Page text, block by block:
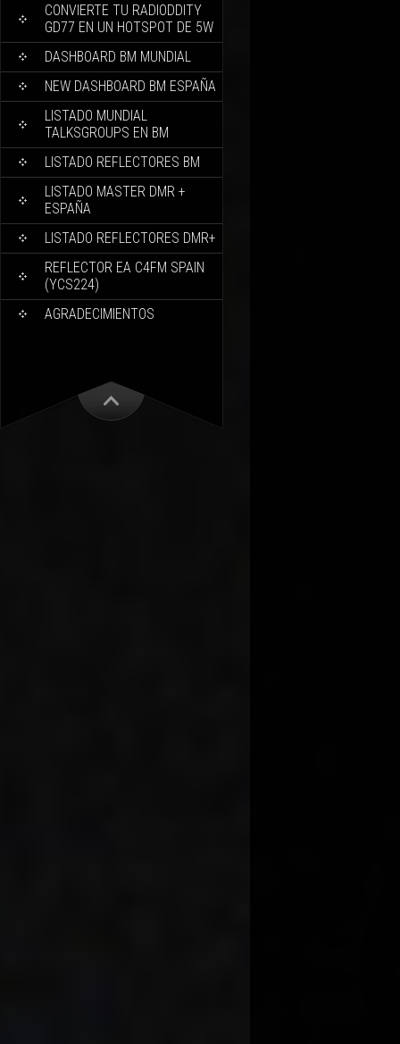
CONVIERTE TU RADIODDITY
GD77 EN UN HOTSPOT DE 5W
DASHBOARD BM MUNDIAL
NEW DASHBOARD BM ESPAÑA
LISTADO MUNDIAL
TALKSGROUPS EN BM
LISTADO REFLECTORES BM
LISTADO MASTER DMR +
ESPAÑA
LISTADO REFLECTORES DMR+
REFLECTOR EA C4FM SPAIN
(YCS224)
AGRADECIMIENTOS